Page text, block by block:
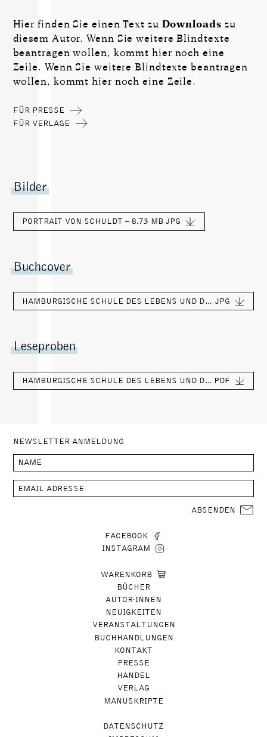
Hier finden Sie einen Text zu Downloads zu
diesem Autor. Wenn Sie weitere Blindtexte
beantragen wollen, kommt hier noch eine
Zeile. Wenn Sie weitere Blindtexte beantragen
wollen, kommt hier noch eine Zeile.
FÜR PRESSE
FÜR VERLAGE
Bilder
PORTRAIT VON SCHULDT – 8.73 MB JPG
Buchcover
HAMBURGISCHE SCHULE DES LEBENS UND DER ARBEIT – 604.86 KB JPG
Leseproben
HAMBURGISCHE SCHULE DES LEBENS UND DER ARBEIT – 68.43 KB PDF
NEWSLETTER ANMELDUNG
ABSENDEN
FACEBOOK
INSTAGRAM
WARENKORB
BÜCHER
AUTOR∙INNEN
NEUIGKEITEN
VERANSTALTUNGEN
BUCHHANDLUNGEN
KONTAKT
PRESSE
HANDEL
VERLAG
MANUSKRIPTE
DATENSCHUTZ